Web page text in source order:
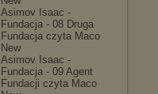
Asimov Isaac -
Fundacja - 08 Druga
Fundacja czyta Maco
New
Asimov Isaac -
Fundacja - 09 Agent
Fundacji czyta Maco